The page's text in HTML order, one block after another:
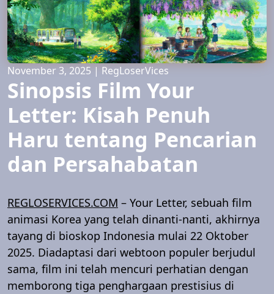
November 3, 2025 | RegLoserVices
Sinopsis Film Your
Letter: Kisah Penuh
Haru tentang Pencarian
dan Persahabatan
REGLOSERVICES.COM – Your Letter, sebuah film
animasi Korea yang telah dinanti-nanti, akhirnya
tayang di bioskop Indonesia mulai 22 Oktober
2025. Diadaptasi dari webtoon populer berjudul
sama, film ini telah mencuri perhatian dengan
memborong tiga penghargaan prestisius di